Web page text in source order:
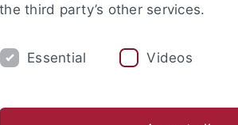
FORSCHUNG
the third party’s other services.
Essential Videos